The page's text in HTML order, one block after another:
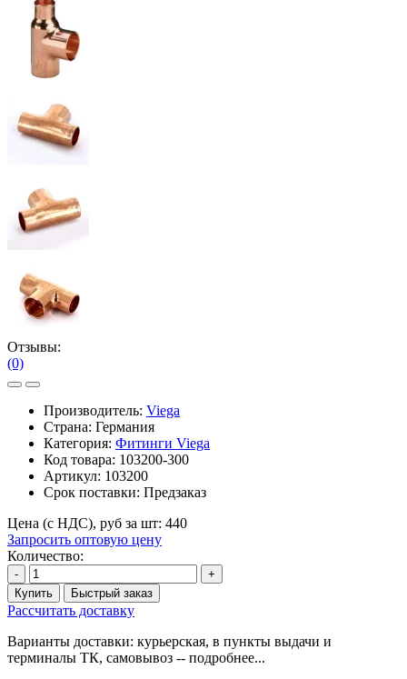
Отзывы:
(0)
Производитель: Viega
Страна: Германия
Категория: Фитинги Viega
Код товара: 103200-300
Артикул: 103200
Срок поставки: Предзаказ
Цена (с НДС), руб за шт: 440
Запросить оптовую цену
Количество:
-
+
Купить
Быстрый заказ
Рассчитать доставку
Варианты доставки: курьерская, в пункты выдачи и
терминалы ТК, самовывоз -- подробнее...